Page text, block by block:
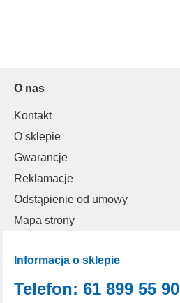
O nas
Kontakt
O sklepie
Gwarancje
Reklamacje
Odstąpienie od umowy
Mapa strony
Informacja o sklepie
Telefon: 61 899 55 90